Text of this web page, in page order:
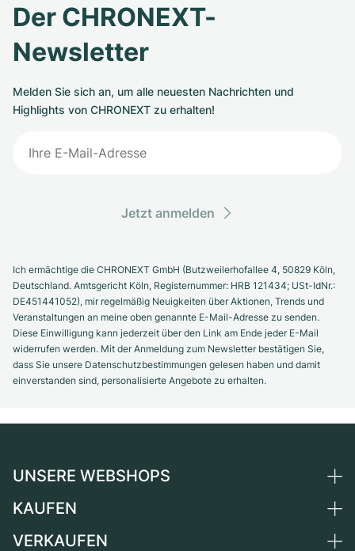
Der CHRONEXT-
Newsletter
Melden Sie sich an, um alle neuesten Nachrichten und
Highlights von CHRONEXT zu erhalten!
Jetzt anmelden
Ich ermächtige die CHRONEXT GmbH (Butzweilerhofallee 4, 50829 Köln,
Deutschland. Amtsgericht Köln, Registernummer: HRB 121434; USt-IdNr.:
DE451441052), mir regelmäßig Neuigkeiten über Aktionen, Trends und
Veranstaltungen an meine oben genannte E-Mail-Adresse zu senden.
Diese Einwilligung kann jederzeit über den Link am Ende jeder E-Mail
widerrufen werden. Mit der Anmeldung zum Newsletter bestätigen Sie,
dass Sie unsere Datenschutzbestimmungen gelesen haben und damit
einverstanden sind, personalisierte Angebote zu erhalten.
UNSERE WEBSHOPS
Deutschland
KAUFEN
Alle Luxusuhren
VERKAUFEN